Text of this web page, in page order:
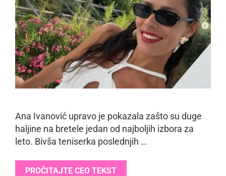
Ana Ivanović upravo je pokazala zašto su duge
haljine na bretele jedan od najboljih izbora za
leto. Bivša teniserka poslednjih …
PROČITAJTE CEO TEKST